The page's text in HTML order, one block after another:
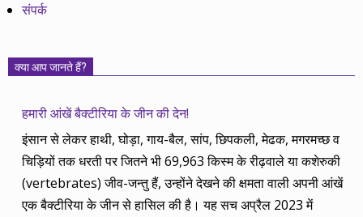
संपर्क
क्या आप जानते हैं?
हमारी आंखें बैक्टीरिया के जीन की देन!
इंसान से लेकर हाथी, घोड़ा, गाय-बैल, सांप, छिपकली, मेढक, मगरमच्छ व
चिड़ियों तक धरती पर जितने भी 69,963 किस्म के रीढ़वाले या कशेरुकी
(vertebrates) जीव-जन्तु हैं, उन्होंने देखने की क्षमता वाली अपनी आंखें
एक बैक्टीरिया के जीन से हासिल की है। यह सच अप्रैल 2023 में